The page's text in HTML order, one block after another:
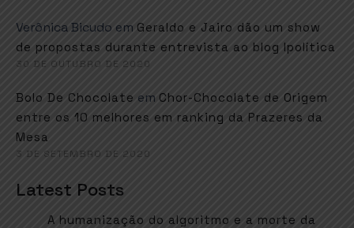
Verônica Bicudo em Geraldo e Jairo dão um show
de propostas durante entrevista ao blog Ipolítica
30 DE OUTUBRO DE 2020
Bolo De Chocolate em Chor-Chocolate de Origem
entre os 10 melhores em ranking da Prazeres da
Mesa
3 DE SETEMBRO DE 2020
Latest Posts
A humanização do algoritmo e a morte da